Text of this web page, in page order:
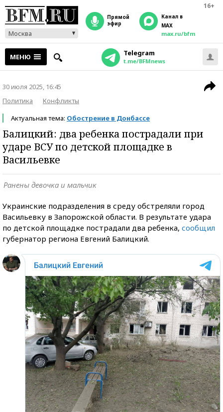
16+
Москва
прямой
эфир
Канал в
MAX
max.ru/bfm
МЕНЮ Telegram
t.me/BFMnews
30 июля 2025, 16:45
Политика
Конфликты
Актуальная тема: Обострение в Донбассе
Балицкий: два ребенка пострадали при
ударе ВСУ по детской площадке в
Васильевке
Ранены девочка и мальчик
Украинские подразделения в среду обстреляли город
Васильевку в Запорожской области. В результате удара
по детской площадке пострадали два ребенка, сообщил
губернатор региона Евгений Балицкий.